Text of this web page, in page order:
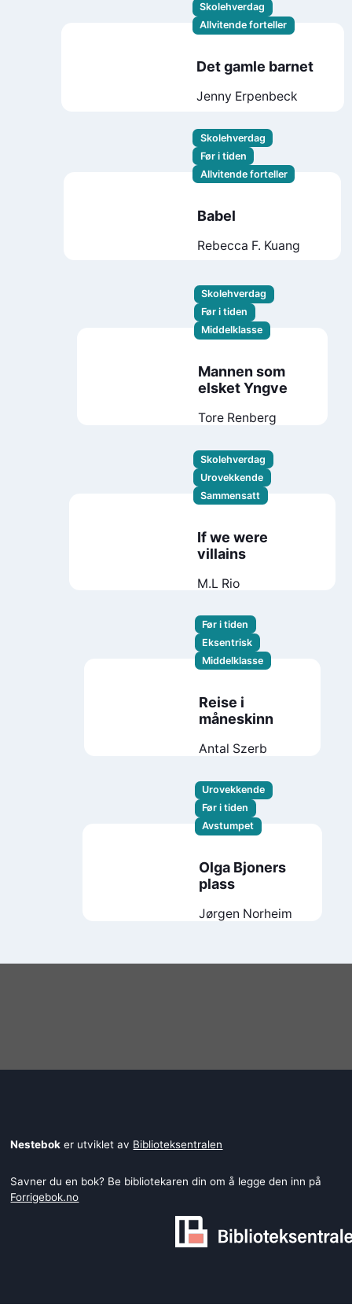
Skolehverdag
Allvitende forteller
Det gamle barnet
Jenny Erpenbeck
Skolehverdag
Før i tiden
Allvitende forteller
Babel
Rebecca F. Kuang
Skolehverdag
Før i tiden
Middelklasse
Mannen som
elsket Yngve
Tore Renberg
Skolehverdag
Urovekkende
Sammensatt
If we were
villains
M.L Rio
Før i tiden
Eksentrisk
Middelklasse
Reise i
måneskinn
Antal Szerb
Urovekkende
Før i tiden
Avstumpet
Olga Bjoners
plass
Jørgen Norheim
Nestebok er utviklet av Biblioteksentralen
Savner du en bok? Be bibliotekaren din om å legge den inn på
Forrigebok.no